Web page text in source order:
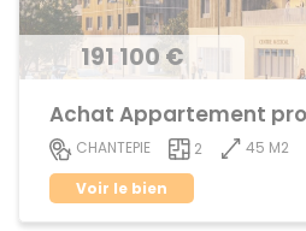
191 100 €
CHANTEPIE 2
45 M2
Voir le bien